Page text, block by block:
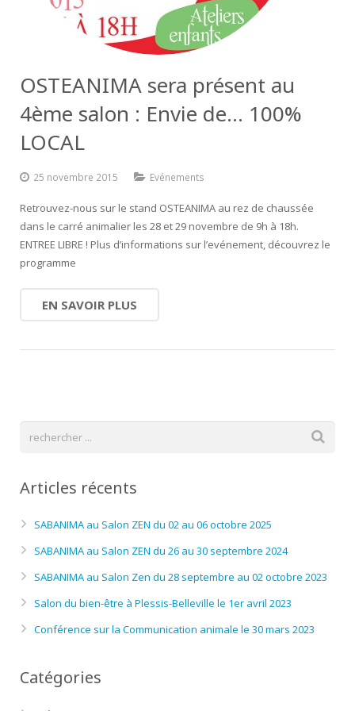
OSTEANIMA sera présent au
4ème salon : Envie de… 100%
LOCAL
25 novembre 2015 Evénements
Retrouvez-nous sur le stand OSTEANIMA au rez de chaussée
dans le carré animalier les 28 et 29 novembre de 9h à 18h.
ENTREE LIBRE ! Plus d’informations sur l’evénement, découvrez le
programme
EN SAVOIR PLUS
Articles récents
SABANIMA au Salon ZEN du 02 au 06 octobre 2025
SABANIMA au Salon ZEN du 26 au 30 septembre 2024
SABANIMA au Salon Zen du 28 septembre au 02 octobre 2023
Salon du bien-être à Plessis-Belleville le 1er avril 2023
Conférence sur la Communication animale le 30 mars 2023
Catégories